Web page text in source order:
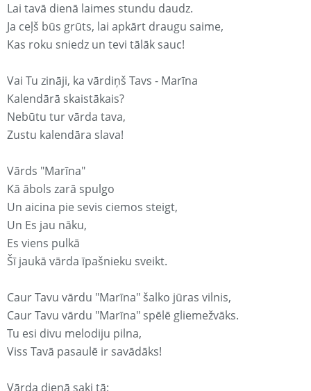
Lai tavā dienā laimes stundu daudz.
Ja ceļš būs grūts, lai apkārt draugu saime,
Kas roku sniedz un tevi tālāk sauc!
Vai Tu zināji, ka vārdiņš Tavs - Marīna
Kalendārā skaistākais?
Nebūtu tur vārda tava,
Zustu kalendāra slava!
Vārds "Marīna"
Kā ābols zarā spulgo
Un aicina pie sevis ciemos steigt,
Un Es jau nāku,
Es viens pulkā
Šī jaukā vārda īpašnieku sveikt.
Caur Tavu vārdu "Marīna" šalko jūras vilnis,
Caur Tavu vārdu "Marīna" spēlē gliemežvāks.
Tu esi divu melodiju pilna,
Viss Tavā pasaulē ir savādāks!
Vārda dienā saki tā: